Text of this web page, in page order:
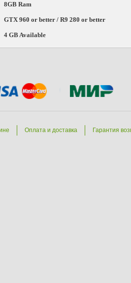
8GB Ram
GTX 960 or better / R9 280 or better
4 GB Available
Оплата и доставка Гарантия